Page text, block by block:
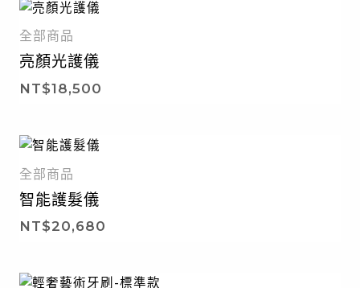
全部商品
亮顏光護儀
NT$18,500
全部商品
智能護髮儀
NT$20,680